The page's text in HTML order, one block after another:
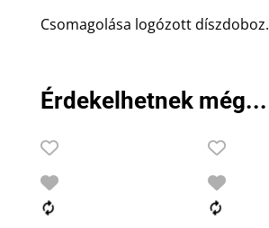
Csomagolása logózott díszdoboz.
Érdekelhetnek még...